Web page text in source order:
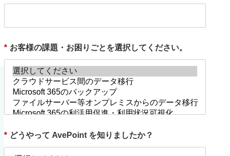
* お客様の課題・お困りごとを選択してください。
* どうやって AvePoint を知りましたか？